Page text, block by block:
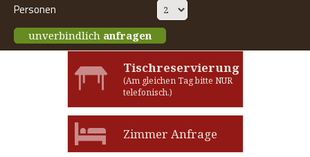
Personen
unverbindlich anfragen
Tischreservierung
(Am gleichen Tag bitte NUR
telefonisch.)
Zimmer Anfrage